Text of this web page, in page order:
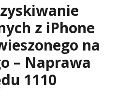
z iPhone
na
– Naprawa
1110